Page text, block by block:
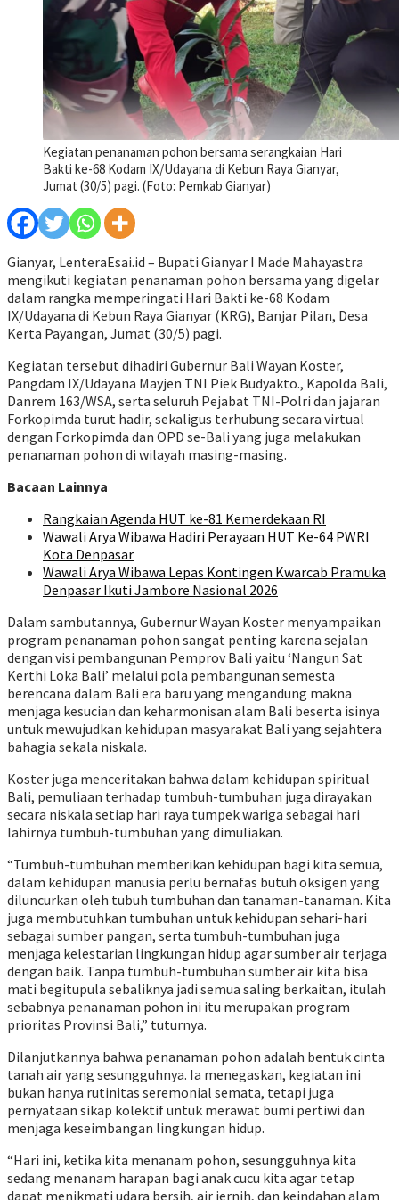
Kegiatan penanaman pohon bersama serangkaian Hari
Bakti ke-68 Kodam IX/Udayana di Kebun Raya Gianyar,
Jumat (30/5) pagi. (Foto: Pemkab Gianyar)
Gianyar, LenteraEsai.id – Bupati Gianyar I Made Mahayastra
mengikuti kegiatan penanaman pohon bersama yang digelar
dalam rangka memperingati Hari Bakti ke-68 Kodam
IX/Udayana di Kebun Raya Gianyar (KRG), Banjar Pilan, Desa
Kerta Payangan, Jumat (30/5) pagi.
Kegiatan tersebut dihadiri Gubernur Bali Wayan Koster,
Pangdam IX/Udayana Mayjen TNI Piek Budyakto., Kapolda Bali,
Danrem 163/WSA, serta seluruh Pejabat TNI-Polri dan jajaran
Forkopimda turut hadir, sekaligus terhubung secara virtual
dengan Forkopimda dan OPD se-Bali yang juga melakukan
penanaman pohon di wilayah masing-masing.
Bacaan Lainnya
Rangkaian Agenda HUT ke-81 Kemerdekaan RI
Wawali Arya Wibawa Hadiri Perayaan HUT Ke-64 PWRI
Kota Denpasar
Wawali Arya Wibawa Lepas Kontingen Kwarcab Pramuka
Denpasar Ikuti Jambore Nasional 2026
Dalam sambutannya, Gubernur Wayan Koster menyampaikan
program penanaman pohon sangat penting karena sejalan
dengan visi pembangunan Pemprov Bali yaitu ‘Nangun Sat
Kerthi Loka Bali’ melalui pola pembangunan semesta
berencana dalam Bali era baru yang mengandung makna
menjaga kesucian dan keharmonisan alam Bali beserta isinya
untuk mewujudkan kehidupan masyarakat Bali yang sejahtera
bahagia sekala niskala.
Koster juga menceritakan bahwa dalam kehidupan spiritual
Bali, pemuliaan terhadap tumbuh-tumbuhan juga dirayakan
secara niskala setiap hari raya tumpek wariga sebagai hari
lahirnya tumbuh-tumbuhan yang dimuliakan.
“Tumbuh-tumbuhan memberikan kehidupan bagi kita semua,
dalam kehidupan manusia perlu bernafas butuh oksigen yang
diluncurkan oleh tubuh tumbuhan dan tanaman-tanaman. Kita
juga membutuhkan tumbuhan untuk kehidupan sehari-hari
sebagai sumber pangan, serta tumbuh-tumbuhan juga
menjaga kelestarian lingkungan hidup agar sumber air terjaga
dengan baik. Tanpa tumbuh-tumbuhan sumber air kita bisa
mati begitupula sebaliknya jadi semua saling berkaitan, itulah
sebabnya penanaman pohon ini itu merupakan program
prioritas Provinsi Bali,” tuturnya.
Dilanjutkannya bahwa penanaman pohon adalah bentuk cinta
tanah air yang sesungguhnya. Ia menegaskan, kegiatan ini
bukan hanya rutinitas seremonial semata, tetapi juga
pernyataan sikap kolektif untuk merawat bumi pertiwi dan
menjaga keseimbangan lingkungan hidup.
“Hari ini, ketika kita menanam pohon, sesungguhnya kita
sedang menanam harapan bagi anak cucu kita agar tetap
dapat menikmati udara bersih, air jernih, dan keindahan alam